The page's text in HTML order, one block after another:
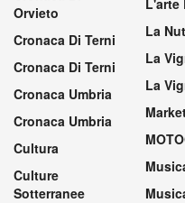
Orvieto
Cronaca Di Terni
Cronaca Di Terni
Cronaca Umbria
Cronaca Umbria
Cultura
Culture
Sotterranee
La
La
La